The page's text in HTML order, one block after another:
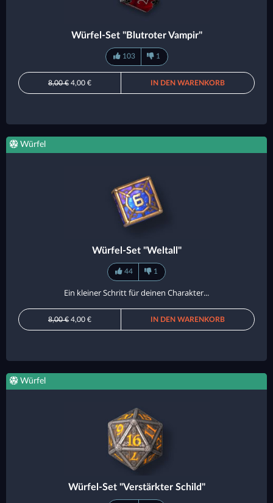
Würfel-Set "Blutroter Vampir"
103 1
8,00 € 4,00 € IN DEN WARENKORB
Würfel
Würfel-Set "Weltall"
44 1
Ein kleiner Schritt für deinen Charakter...
8,00 € 4,00 € IN DEN WARENKORB
Würfel
Würfel-Set "Verstärkter Schild"